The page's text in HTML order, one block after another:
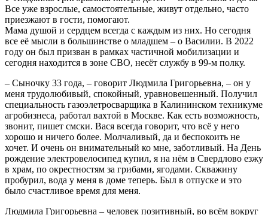
Все уже взрослые, самостоятельные, живут отдельно, часто
приезжают в гости, помогают.
Мама душой и сердцем всегда с каждым из них. Но сегодня
все её мысли в большинстве о младшем – о Василии. В 2022
году он был призван в рамках частичной мобилизации и
сегодня находится в зоне СВО, несёт службу в 99-м полку.
– Сыночку 33 года, – говорит Людмила Григорьевна, – он у
меня трудолюбивый, спокойный, уравновешенный. Получил
специальность газоэлетросварщика в Калининском техникуме
агробизнеса, работал вахтой в Москве. Как есть возможность,
звонит, пишет смски. Вася всегда говорит, что всё у него
хорошо и ничего более. Молчаливый, да и беспокоить не
хочет. И очень он внимательный ко мне, заботливый. На День
рождение электровелосипед купил, я на нём в Свердлово езжу
в храм, по окрестностям за грибами, ягодами. Скважину
пробурил, вода у меня в доме теперь. Был в отпуске и это
было счастливое время для меня.
Людмила Григорьевна – человек позитивный, во всём вокруг